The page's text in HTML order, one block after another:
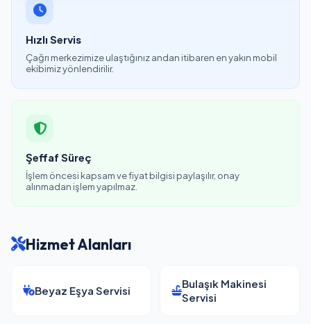
Hızlı Servis
Çağrı merkezimize ulaştığınız andan itibaren en yakın mobil
ekibimiz yönlendirilir.
Şeffaf Süreç
İşlem öncesi kapsam ve fiyat bilgisi paylaşılır, onay
alınmadan işlem yapılmaz.
Hizmet Alanları
Beyaz Eşya Servisi
Bulaşık Makinesi
Servisi